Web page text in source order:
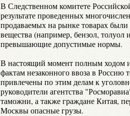
В Следственном комитете
результате проведенных
продаваемых на рынке товарах
вещества (например, бензол, толуол
превышающие допустимые нормы.
В настоящий момент полным ходом
фактам незаконного ввоза в Россию
привлечены по этим делам к
руководители агентства
таможни, а также граждане Китая,
Москвы опасные грузы.